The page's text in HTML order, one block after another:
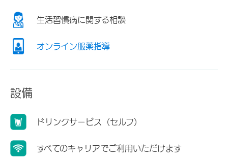
生活習慣病に関する相談
オンライン服薬指導
設備
ドリンクサービス（セルフ）
すべてのキャリアでご利用いただけます